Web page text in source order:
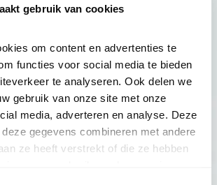
gebruik van cookies
om content en advertenties te
functies voor social media te bieden
te analyseren. Ook delen we
gebruik van onze site met onze
media, adverteren en analyse. Deze
gegevens combineren met andere
ze heeft verstrekt of die ze hebben